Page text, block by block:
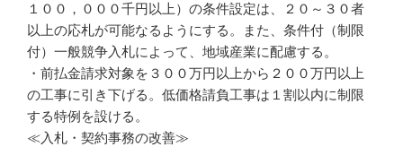
１００，０００千円以上）の条件設定は、２０～３０者
以上の応札が可能なるようにする。また、条件付（制限
付）一般競争入札によって、地域産業に配慮する。
・前払金請求対象を３００万円以上から２００万円以上
の工事に引き下げる。低価格請負工事は１割以内に制限
する特例を設ける。
≪入札・契約事務の改善≫